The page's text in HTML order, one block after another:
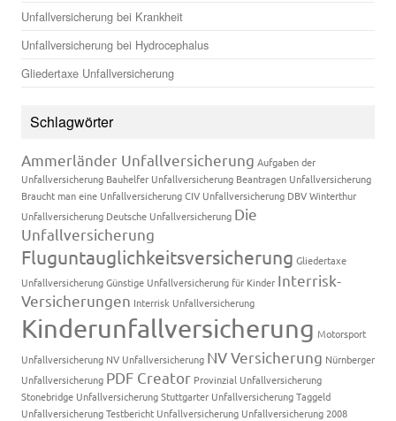
Unfallversicherung bei Krankheit
Unfallversicherung bei Hydrocephalus
Gliedertaxe Unfallversicherung
Schlagwörter
Ammerländer Unfallversicherung Aufgaben der
Unfallversicherung Bauhelfer Unfallversicherung Beantragen Unfallversicherung
Braucht man eine UnfallversicherungCIV Unfallversicherung DBV Winterthur
Unfallversicherung Deutsche Unfallversicherung Die
Unfallversicherung
Fluguntauglichkeitsversicherung Gliedertaxe
UnfallversicherungGünstige Unfallversicherung für Kinder Interrisk-
Versicherungen Interrisk Unfallversicherung
Kinderunfallversicherung Motorsport
Unfallversicherung NV Unfallversicherung NV Versicherung Nürnberger
Unfallversicherung PDF Creator Provinzial Unfallversicherung
Stonebridge UnfallversicherungStuttgarter UnfallversicherungTaggeld
UnfallversicherungTestbericht Unfallversicherung Unfallversicherung 2008